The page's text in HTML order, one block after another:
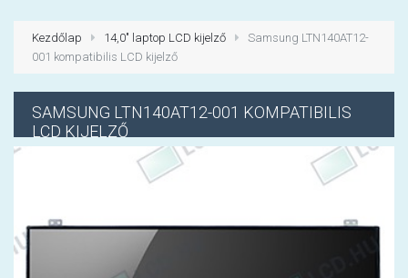
Kezdőlap 14,0" laptop LCD kijelző
Samsung LTN140AT12-
001 kompatibilis LCD kijelző
SAMSUNG LTN140AT12-001 KOMPATIBILIS
LCD KIJELZŐ